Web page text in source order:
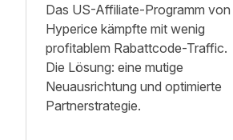
Das US-Affiliate-Programm von
Hyperice kämpfte mit wenig
profitablem Rabattcode-Traffic.
Die Lösung: eine mutige
Neuausrichtung und optimierte
Partnerstrategie.